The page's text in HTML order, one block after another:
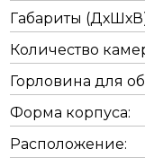
Габариты
Количество
Горловина для
Форма корпуса:
Расположение: